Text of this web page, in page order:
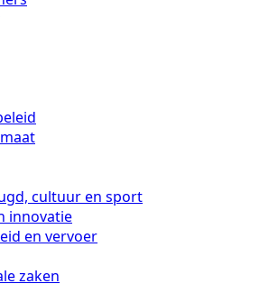
cultuur en sport
innovatie
en vervoer
zaken